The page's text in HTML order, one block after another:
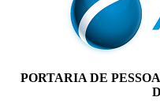
PORTARIA DE